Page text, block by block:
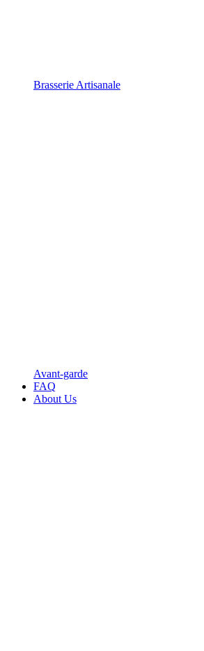
Brasserie Artisanale
Avant-garde
FAQ
About Us